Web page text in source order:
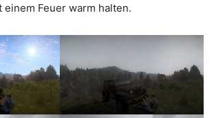
Feuer warm halten.